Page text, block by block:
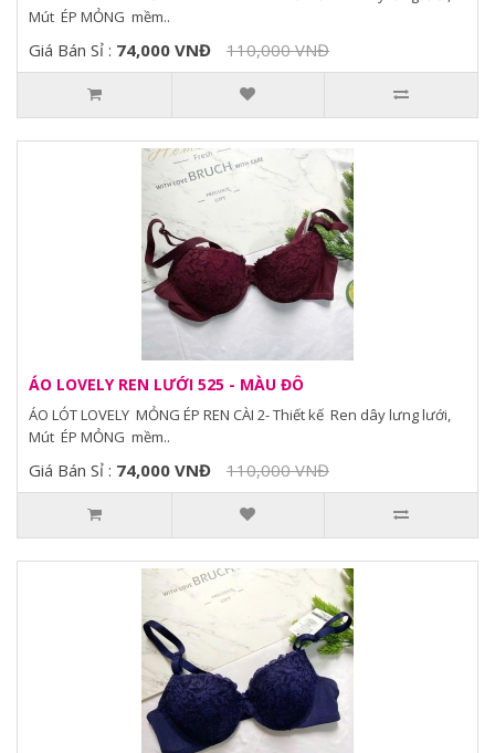
Mút ÉP MỎNG mềm..
Giá Bán Sỉ : 74,000 VNĐ 110,000 VNĐ
ÁO LOVELY REN LƯỚI 525 - MÀU ĐÔ
ÁO LÓT LOVELY MỎNG ÉP REN CÀI 2- Thiết kế Ren dây lưng lưới,
Mút ÉP MỎNG mềm..
Giá Bán Sỉ : 74,000 VNĐ 110,000 VNĐ